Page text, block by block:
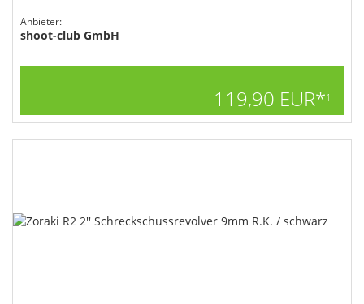
Anbieter:
shoot-club GmbH
119,90 EUR*1